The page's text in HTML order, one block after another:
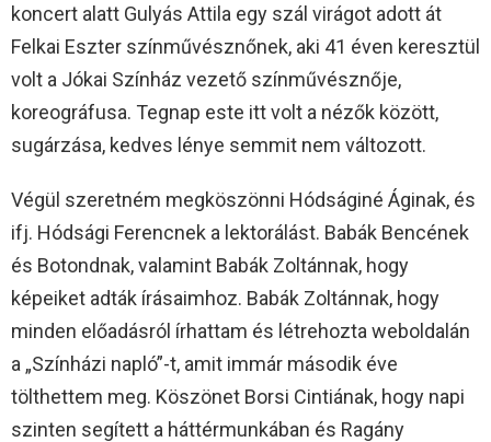
koncert alatt Gulyás Attila egy szál virágot adott át
Felkai Eszter színművésznőnek, aki 41 éven keresztül
volt a Jókai Színház vezető színművésznője,
koreográfusa. Tegnap este itt volt a nézők között,
sugárzása, kedves lénye semmit nem változott.
Végül szeretném megköszönni Hódságiné Áginak, és
ifj. Hódsági Ferencnek a lektorálást. Babák Bencének
és Botondnak, valamint Babák Zoltánnak, hogy
képeiket adták írásaimhoz. Babák Zoltánnak, hogy
minden előadásról írhattam és létrehozta weboldalán
a „Színházi napló”-t, amit immár második éve
tölthettem meg. Köszönet Borsi Cintiának, hogy napi
szinten segített a háttérmunkában és Ragány